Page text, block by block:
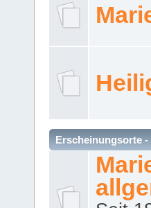
Erscheinungsorte -